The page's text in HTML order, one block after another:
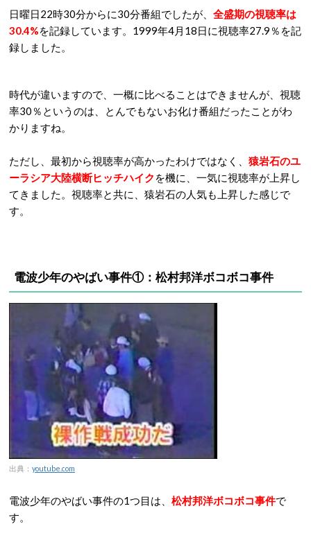
日曜日22時30分からに30分番組でしたが、 全盛期の視聴率は
30.4%を記録しています。1999年4月18日に視聴率27.9％を記
録しました。
時代が違いますので、一概に比べることはできませんが、視聴
率30％というのは、とんでもないお化け番組だったことがわ
かりますね。
ただし、最初から視聴率が高かったわけではなく、 猿岩石のユ
ーラシア大陸横断ヒッチハイク を機に、一気に視聴率が上昇し
てきました。視聴率と共に、猿岩石の人気も上昇した感じで
す。
電波少年のやばい事件①：松村邦洋ボコボコ事件
出典： youtube.com
電波少年のやばい事件の1つ目は、 松村邦洋ボコボコ事件で
す。